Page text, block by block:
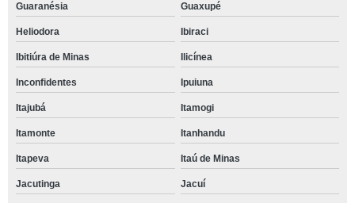
Guaranésia Guaxupé
Heliodora Ibiraci
Ibitiúra de Minas Ilicínea
Inconfidentes Ipuiuna
Itajubá Itamogi
Itamonte Itanhandu
Itapeva Itaú de Minas
Jacutinga Jacuí